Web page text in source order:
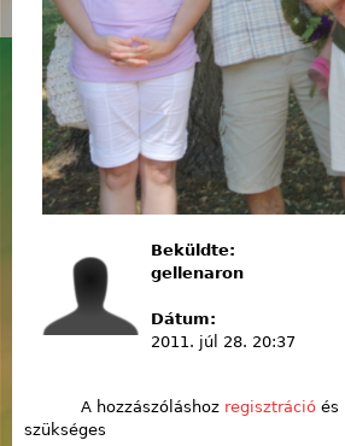
Beküldte:
gellenaron
Dátum:
2011. júl 28. 20:37
A hozzászóláshoz regisztrációés
szükséges